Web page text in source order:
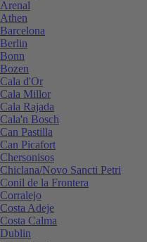
Arenal
Athen
Barcelona
Berlin
Bonn
Bozen
Cala d'Or
Cala Millor
Cala Rajada
Cala'n Bosch
Can Pastilla
Can Picafort
Chersonisos
Chiclana/Novo Sancti Petri
Conil de la Frontera
Corralejo
Costa Adeje
Costa Calma
Dublin